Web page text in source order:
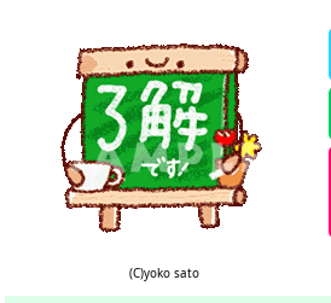
(C)yoko sato